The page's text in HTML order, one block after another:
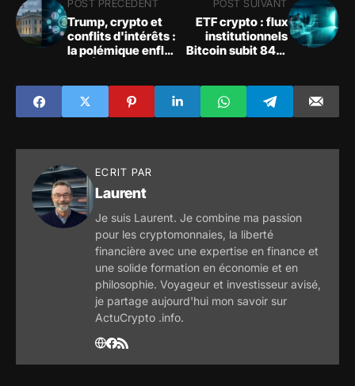
POST PRÉCÉDENT
Trump, crypto et
conflits d'intérêts :
la polémique enfle
POST SUIVANT
ETF crypto : flux
institutionnels
Bitcoin subit 84,9
flux
ECRIT PAR
Laurent
Je suis Laurent. Je combine ma passion
pour les cryptomonnaies, la liberté
financière avec une expertise en finance et
une solide formation en économie et en
philosophie. Voyageur et investisseur avisé,
je partage aujourd'hui mon savoir sur
ActuCrypto .info.